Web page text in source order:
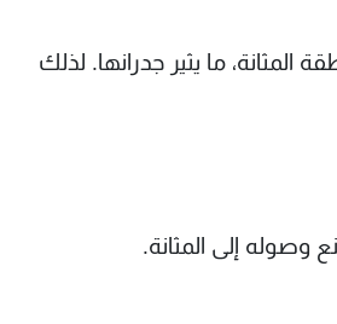
ما يثير جدرانها. لذلك
وصوله إلى المثانة.